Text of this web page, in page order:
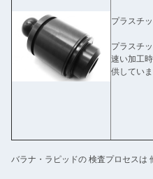
プラスチ
プラスチ
速い加工
供してい
バラナ・ラピッドの 検査プロセスは